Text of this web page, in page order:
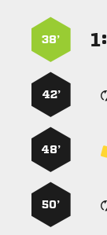
:
38’
42’
48’
50’